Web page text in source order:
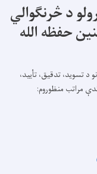
د څرنګوالي
حفظه الله
سندونو د تسويد، تدقيق، تأیيد،
مراتب منظوروم: